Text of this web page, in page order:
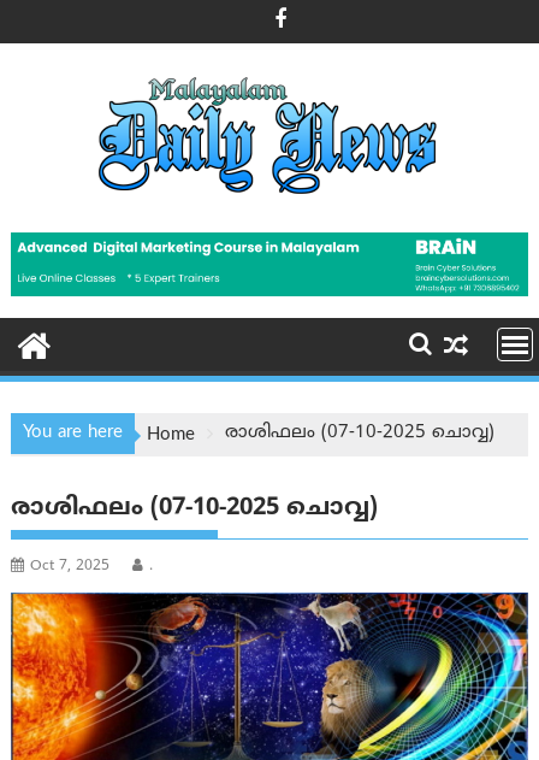
to
You are here Home രാശിഫലം (07-10-2025 ചൊവ്വ)
രാശിഫലം (07-10-2025 ചൊവ്വ)
Oct 7, 2025 .